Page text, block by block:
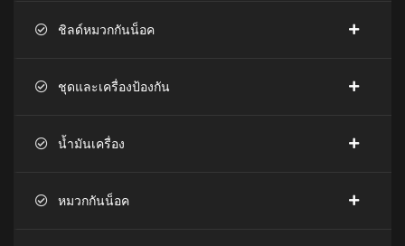
ชิลด์หมวกกันน็อค
ชุดและเครื่องป้องกัน
น้ำมันเครื่อง
หมวกกันน็อค